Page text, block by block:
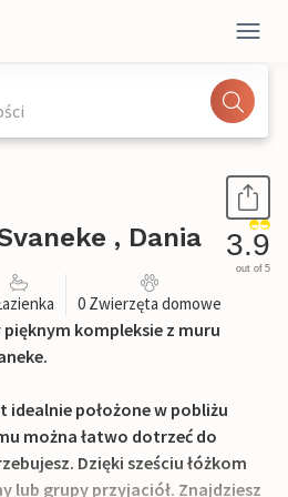
, Dania 3.9
out of 5
0 Zwierzęta domowe
kompleksie z muru
idealnie położone w pobliżu
można łatwo dotrzeć do
Dzięki sześciu łóżkom
lub grupy przyjaciół. Znajdziesz